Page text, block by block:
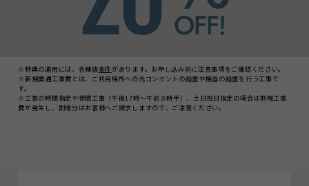
※特典の適用には、各種諸条件があります。お申し込み前に注意事項をご確認ください。
※新規開通工事費とは、ご利用場所への光コンセントの設置や機器の設置を行う工事で
す。
※工事の時間指定や夜間工事（午後17時～午前８時半）、土日祝日指定の場合は割増工事
費が発生し、割増分はお客様へご請求しますので、ご注意ください。